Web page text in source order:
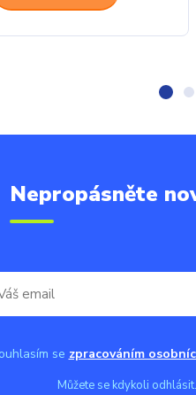
Nepropásněte
se zpracováním
Můžete se kdykoli